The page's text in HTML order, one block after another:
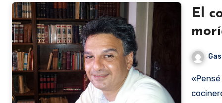
El
«Pensé que me moría», nos dijo Teddy Salgueiro Miranda, el